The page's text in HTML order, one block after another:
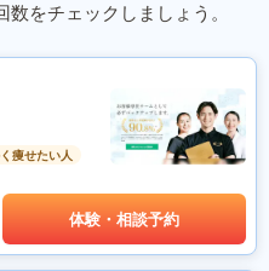
をチェックしましょう。
痩せたい人
体験・相談予約